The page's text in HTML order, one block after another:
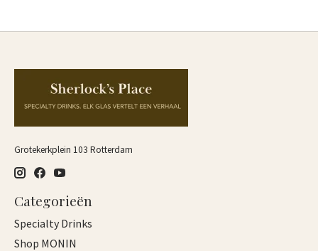
Grotekerkplein 103 Rotterdam
Categorieën
Specialty Drinks
Shop MONIN